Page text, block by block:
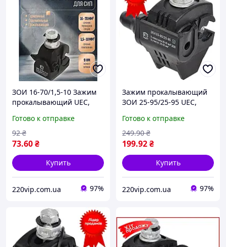
ЗОИ 16-70/1,5-10 Зажим
прокалывающий UEC,
ответвительный
изолирующий УЕК
(Премиум качество)
Готово к отправке
73.60₴
92 ₴
Купить
220vip.com.ua 97%
Зажим прокалывающий
ЗОИ 25-95/25-95 UEC,
ответвительный
изолирующий УЕК
(Премиум качество)
Готово к отправке
199.92₴
249.90 ₴
Купить
220vip.com.ua 97%